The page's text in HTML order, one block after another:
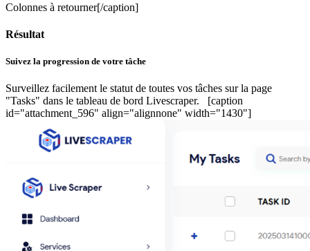
Colonnes à retourner[/caption]
Résultat
Suivez la progression de votre tâche
Surveillez facilement le statut de toutes vos tâches sur la page
"Tasks" dans le tableau de bord Livescraper. [caption
id="attachment_596" align="alignnone" width="1430"]